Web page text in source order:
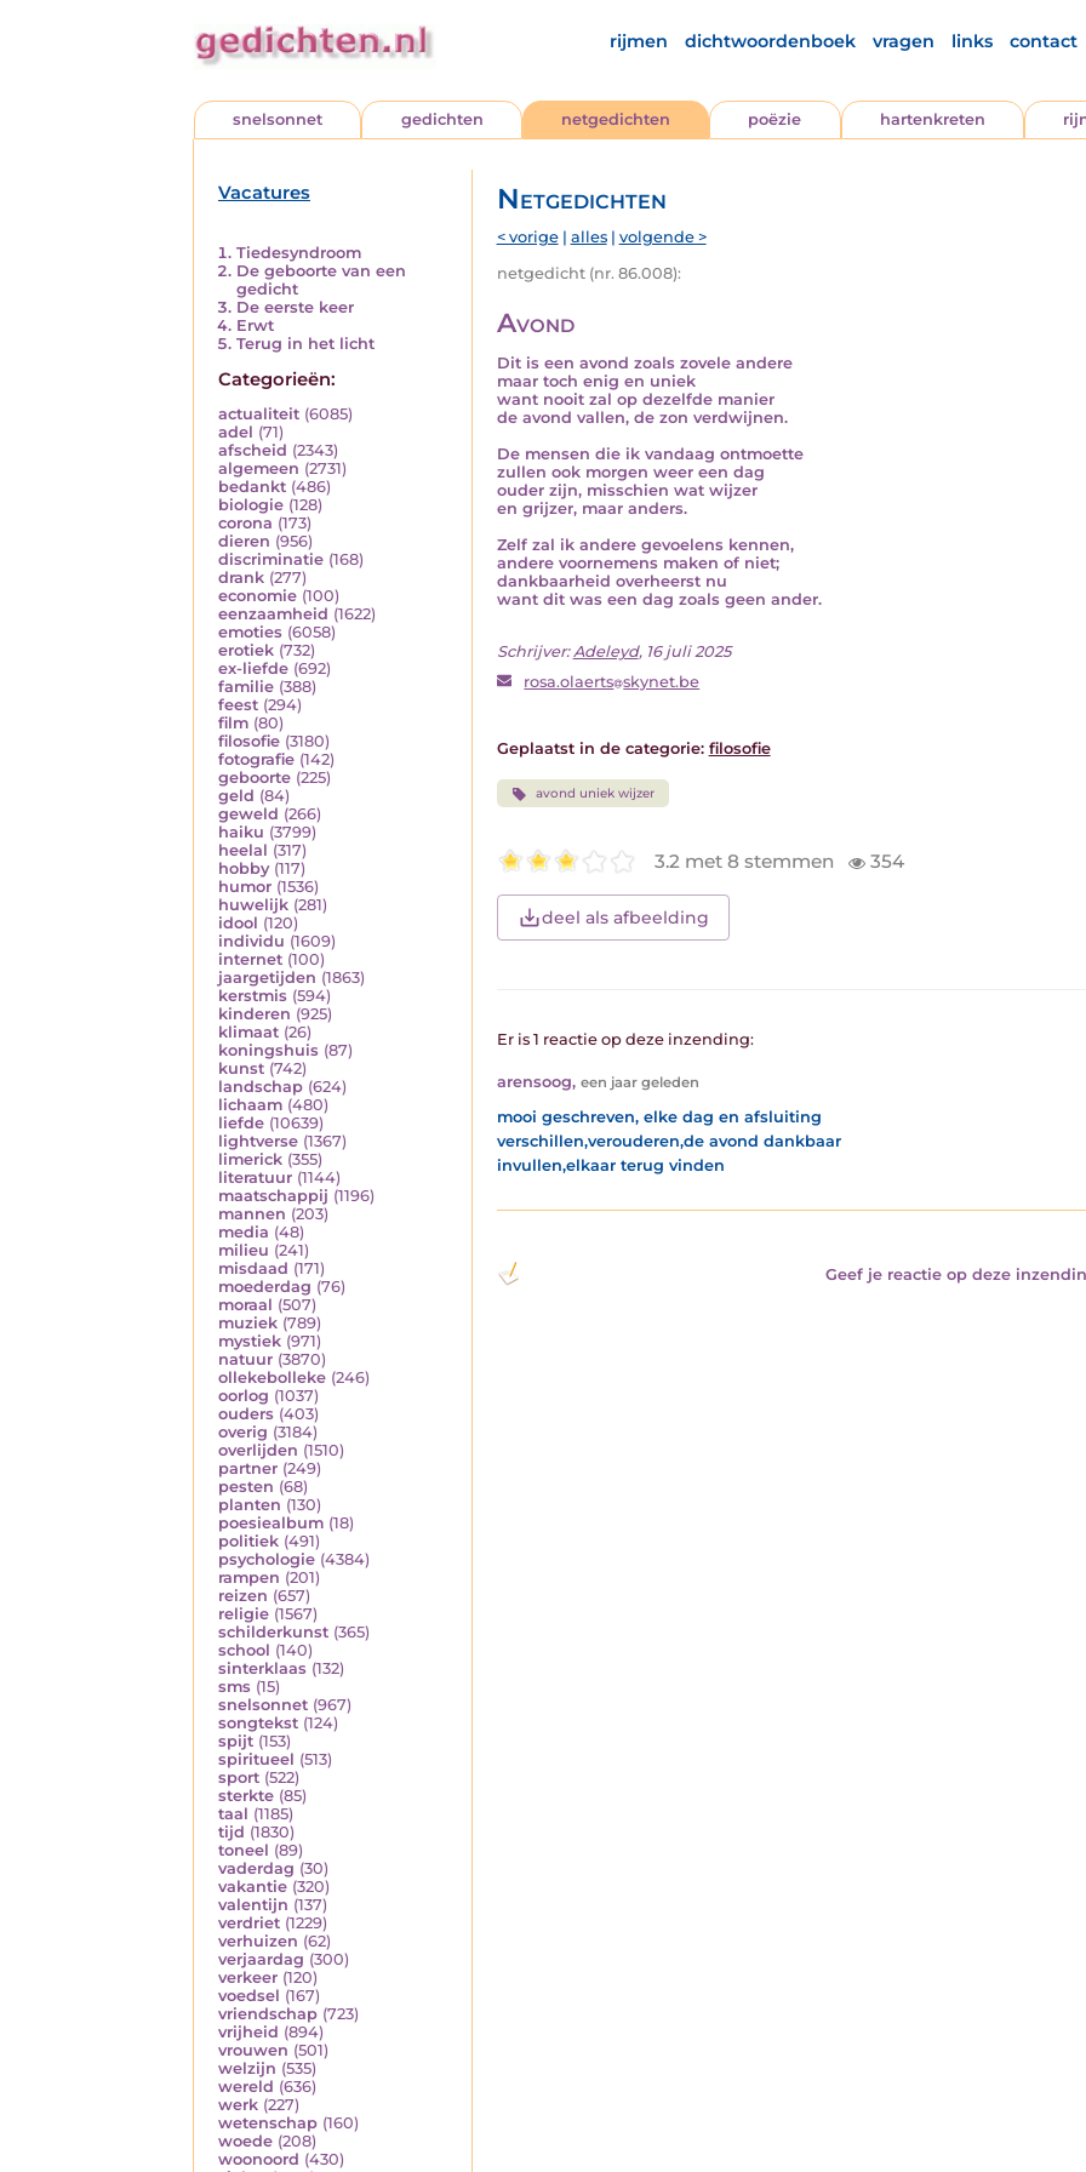
rijmen dichtwoordenboek vragen links contact
snelsonnet gedichten netgedichten poëzie hartenkreten
Vacatures
Tiedesyndroom
De geboorte van een
gedicht
De eerste keer
Erwt
Terug in het licht
Categorieën:
actualiteit (6085)
adel (71)
afscheid (2343)
algemeen (2731)
bedankt (486)
biologie (128)
corona (173)
dieren (956)
discriminatie (168)
drank (277)
economie (100)
eenzaamheid (1622)
emoties (6058)
erotiek (732)
ex-liefde (692)
familie (388)
feest (294)
film (80)
filosofie (3180)
fotografie (142)
geboorte (225)
geld (84)
geweld (266)
haiku (3799)
heelal (317)
hobby (117)
humor (1536)
huwelijk (281)
idool (120)
individu (1609)
internet (100)
jaargetijden (1863)
kerstmis (594)
kinderen (925)
klimaat (26)
koningshuis (87)
kunst (742)
landschap (624)
lichaam (480)
liefde (10639)
lightverse (1367)
limerick (355)
literatuur (1144)
maatschappij (1196)
mannen (203)
media (48)
milieu (241)
misdaad (171)
moederdag (76)
moraal (507)
muziek (789)
mystiek (971)
natuur (3870)
ollekebolleke (246)
oorlog (1037)
ouders (403)
overig (3184)
overlijden (1510)
partner (249)
pesten (68)
planten (130)
poesiealbum (18)
politiek (491)
psychologie (4384)
rampen (201)
reizen (657)
religie (1567)
schilderkunst (365)
school (140)
sinterklaas (132)
sms (15)
snelsonnet (967)
songtekst (124)
spijt (153)
spiritueel (513)
sport (522)
sterkte (85)
taal (1185)
tijd (1830)
toneel (89)
vaderdag (30)
vakantie (320)
valentijn (137)
verdriet (1229)
verhuizen (62)
verjaardag (300)
verkeer (120)
voedsel (167)
vriendschap (723)
vrijheid (894)
vrouwen (501)
welzijn (535)
wereld (636)
werk (227)
wetenschap (160)
woede (208)
woonoord (430)
Netgedichten
< vorige| alles| volgende >
netgedicht (nr. 86.008):
Avond
Dit is een avond zoals zovele andere
maar toch enig en uniek
want nooit zal op dezelfde manier
de avond vallen, de zon verdwijnen.
De mensen die ik vandaag ontmoette
zullen ook morgen weer een dag
ouder zijn, misschien wat wijzer
en grijzer, maar anders.
Zelf zal ik andere gevoelens kennen,
andere voornemens maken of niet;
dankbaarheid overheerst nu
want dit was een dag zoals geen ander.
Schrijver: Adeleyd, 16 juli 2025
rosa.olaerts skynet.be
Geplaatst in de categorie: filosofie
avond uniek wijzer
3.2 met 8 stemmen 354
deel als afbeelding
Er is 1 reactie op deze inzending:
arensoog, een jaar geleden
mooi geschreven, elke dag en afsluiting
verschillen,verouderen,de avond dankbaar
invullen,elkaar terug vinden
Geef je reactie op deze